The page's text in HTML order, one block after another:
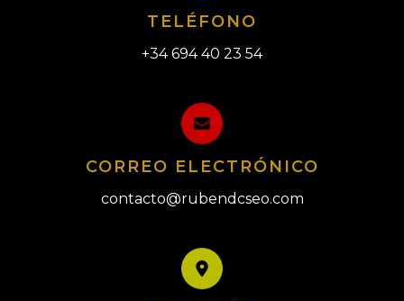
TELÉFONO
+34 694 40 23 54
CORREO ELECTRÓNICO
contacto@rubendcseo.com